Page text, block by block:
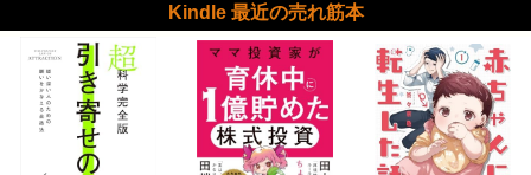
Kindle 最近の売れ筋本